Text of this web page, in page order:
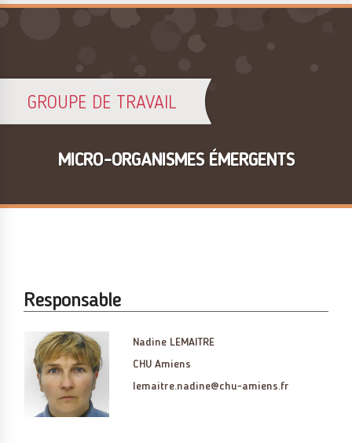
GROUPE DE TRAVAIL
MICRO-ORGANISMES ÉMERGENTS
Responsable
Nadine LEMAITRE
CHU Amiens
lemaitre.nadine@chu-amiens.fr